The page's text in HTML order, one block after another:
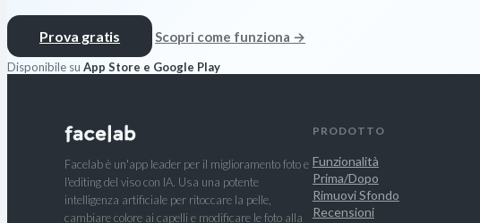
Prova gratis Scopri come funziona →
Disponibile su App Store e Google Play
Facelab è un'app leader per il miglioramento foto e
l'editing del viso con IA. Usa una potente
intelligenza artificiale per ritoccare la pelle,
cambiare colore ai capelli e modificare le foto alla
PRODOTTO
Funzionalità
Prima/Dopo
Rimuovi Sfondo
Recensioni